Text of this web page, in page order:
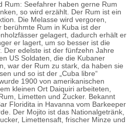
Rum: Seefahrer haben gerne Rum
so wird erzählt. Der Rum ist ein
Die Melasse wird vergoren,
berühmte Rum in Kuba ist der
gelagert, dadurch erhält er
er lagert, um so besser ist die
Der edelste ist der fünfzehn Jahre
US Soldaten, die die Kubaner
war der Rum zu stark, da haben sie
und so ist der „Cuba libre“
1900 von amerikanischen
kleinen Ort Daiquiri arbeiteten,
Limetten und Zucker. Bekannt
Floridita in Havanna vom Barkeeper
Der Mojito ist das Nationalgetränk,
Limettensaft, frischer Minze und